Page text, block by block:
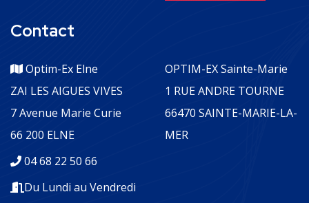
Contact
Optim-Ex Elne
ZAI LES AIGUES VIVES
7 Avenue Marie Curie
66 200 ELNE
OPTIM-EX Sainte-Marie
1 RUE ANDRE TOURNE
66470 SAINTE-MARIE-LA-
MER
04 68 22 50 66
Du Lundi au Vendredi